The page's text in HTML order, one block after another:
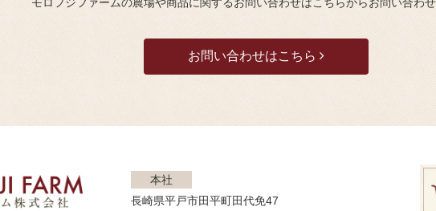
お問い合わせはこちら
本社
長崎県平戸市田平町田代免47